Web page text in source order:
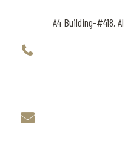
A4 Building-#418,